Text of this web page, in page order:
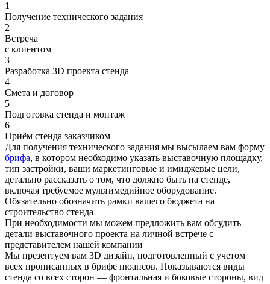
1
Получение технического задания
2
Встреча
с клиентом
3
Разработка 3D проекта стенда
4
Смета и договор
5
Подготовка стенда и монтаж
6
Приём стенда заказчиком
Для получения технического задания мы высылаем вам форму
брифа, в котором необходимо указать выставочную площадку,
тип застройки, ваши маркетинговые и имиджевые цели,
детально рассказать о том, что должно быть на стенде,
включая требуемое мультимедийное оборудование.
Обязательно обозначить рамки вашего бюджета на
строительство стенда
При необходимости мы можем предложить вам обсудить
детали выставочного проекта на личной встрече с
представителем нашей компании
Мы презентуем вам 3D дизайн, подготовленный с учетом
всех прописанных в брифе нюансов. Показываются виды
стенда со всех сторон — фронтальная и боковые стороны, вид